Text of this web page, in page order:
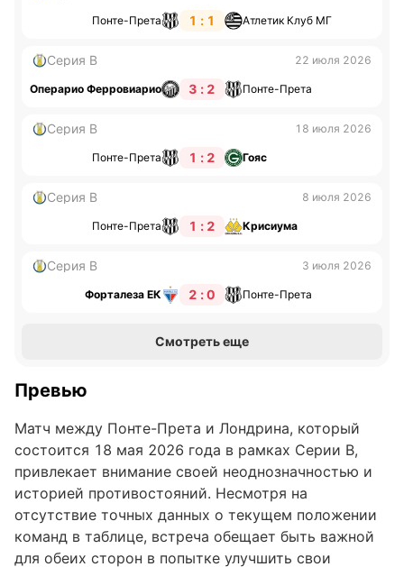
Понте-Прета 1 : 1 Атлетик Клуб МГ
Серия B 22 июля 2026
Операрио Ферровиарио 3 : 2 Понте-Прета
Серия B 18 июля 2026
Понте-Прета 1 : 2 Гояс
Серия B 8 июля 2026
Понте-Прета 1 : 2 Крисиума
Серия B 3 июля 2026
Форталеза ЕК 2 : 0 Понте-Прета
Смотреть еще
Превью
Матч между Понте-Прета и Лондрина, который
состоится 18 мая 2026 года в рамках Серии B,
привлекает внимание своей неоднозначностью и
историей противостояний. Несмотря на
отсутствие точных данных о текущем положении
команд в таблице, встреча обещает быть важной
для обеих сторон в попытке улучшить свои